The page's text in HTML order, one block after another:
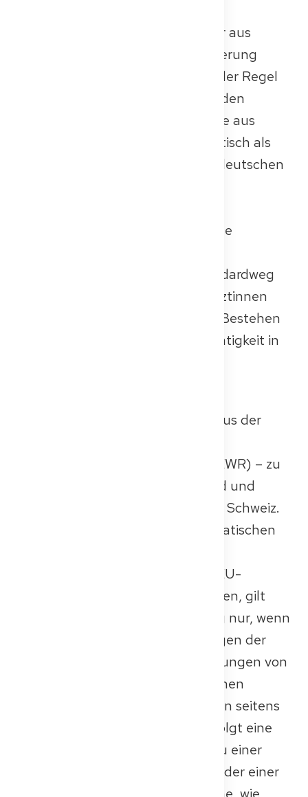
Für Bewerberinnen und Bewerber aus
Nicht-EU-Ländern ist die Anforderung
meist eindeutig: Ja, du musst in der Regel
die Kenntnisprüfung ablegen. In den
meisten Fällen werden Abschlüsse aus
Nicht-EU-Ländern nicht automatisch als
gleichwertig anerkannt, und die deutschen
Kenntnisprüfung, um festgestellte
Diese Prüfung ist daher der Standardweg
zur Approbation für Nicht-EU-Ärztinnen
und -Ärzte und ermöglicht nach Bestehen
die uneingeschränkte ärztliche Tätigkeit in
Kandidatinnen und Kandidaten aus der
Europäischen Wirtschaftsraum (EWR) – zu
dem Länder wie Norwegen, Island und
Liechtenstein gehören – oder der Schweiz.
Obwohl ein Grundsatz der automatischen
Qualifikationen besteht, die der EU-
Richtlinie 2005/36/EG entsprechen, gilt
diese automatische Anerkennung nur, wenn
die Qualifikation alle Anforderungen der
Richtlinie erfüllt. Liegen Abweichungen von
der Richtlinie, Lücken in spezifischen
Kompetenzen oder Unsicherheiten seitens
der deutschen Behörden vor, erfolgt eine
individuelle Prüfung. Dies kann zu einer
erforderlichen Kenntnisprüfung oder einer